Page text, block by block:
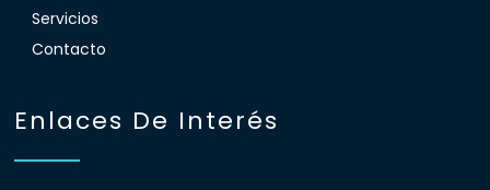
Servicios
Contacto
Enlaces De Interés